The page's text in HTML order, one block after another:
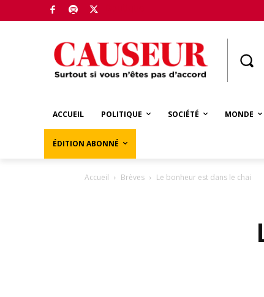
ACCUEIL POLITIQUE SOCIÉTÉ MONDE
ÉDITION ABONNÉ
Accueil Brèves Le bonheur est dans le chai